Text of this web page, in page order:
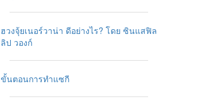
ฮวงจุ้ยเนอร์วาน่า ดีอย่างไร? โดย ซินแสฟิล
ลิป วองก์
ขั้นตอนการทำแซกี